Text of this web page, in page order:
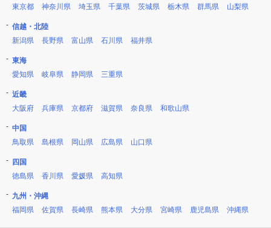
東京都
神奈川県 埼玉県 千葉県 茨城県 栃木県 群馬県 山梨県
信越・北陸
新潟県
長野県 富山県 石川県 福井県
東海
愛知県
岐阜県 静岡県 三重県
近畿
大阪府
兵庫県 京都府 滋賀県 奈良県 和歌山県
中国
鳥取県
島根県 岡山県 広島県 山口県
四国
徳島県
香川県 愛媛県 高知県
九州・沖縄
福岡県
佐賀県 長崎県 熊本県 大分県 宮崎県 鹿児島県 沖縄県